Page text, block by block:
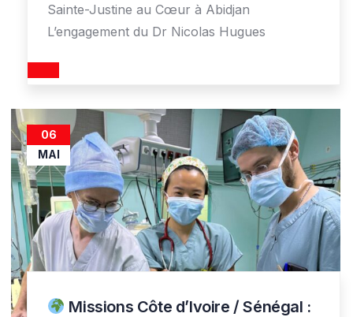
Sainte-Justine au Cœur à Abidjan
L’engagement du Dr Nicolas Hugues
06
MAI
Missions Côte d’Ivoire / Sénégal :